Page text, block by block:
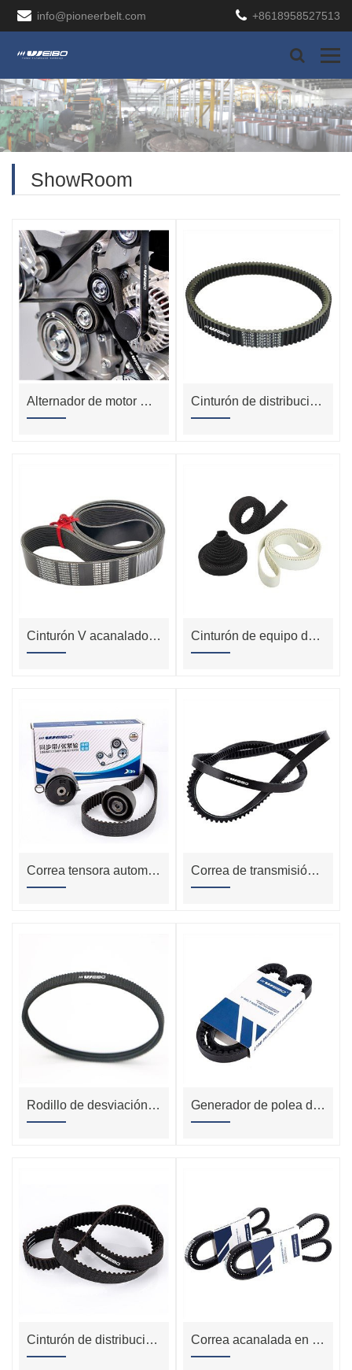
info@pioneerbelt.com +8618958527513
ShowRoom
Alternador de motor Weichai, correa en V 612600100069 para Wd615 Cinturón de distribución de alta resistencia ultra silencioso L Mxl T5 XL Series, corte libre a la longitud, piezas de transmisión de China resistente
Cinturón V acanalado 3039376 Kta50-G3 Cinturón de equipo de combate de liberación rápida con hebilla magnética de aleación
Correa tensora automotriz para Toyota 13568-11053 123my24 Correa de transmisión de lavadora/lavadora para Maytag
Rodillo de desviación del rodillo de guía del transportador para proteger la correa transportadora Generador de polea de transmisión triangular V cinturón de goma ventilador envuelto estrecha junta V cinturón
Cinturón de distribución de goma Unitta síncrono personalizado al por mayor Correa acanalada en V de 6pk